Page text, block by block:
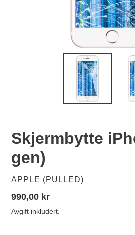
Skjermbytte
gen)
SELGER
APPLE (PULLED)
Vanlig
pris
990,00 kr
Avgift inkludert.